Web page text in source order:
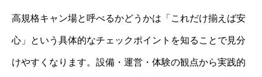
高規格キャン場と呼べるかどうかは「これだけ揃えば安
心」という具体的なチェックポイントを知ることで見分
けやすくなります。設備・運営・体験の観点から実践的